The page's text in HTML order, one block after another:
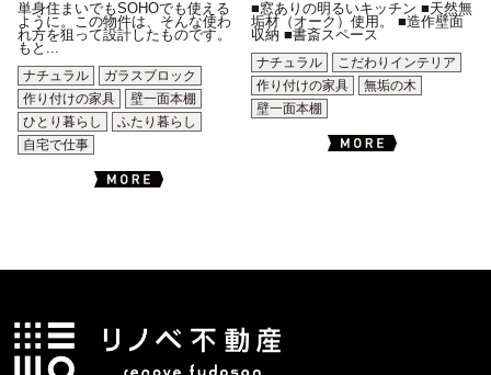
単身住まいでもSOHOでも使える
ように。この物件は、そんな使わ
れ方を狙って設計したものです。
もと...
ナチュラル
ガラスブロック
作り付けの家具
壁一面本棚
ひとり暮らし
ふたり暮らし
自宅で仕事
■窓ありの明るいキッチン ■天然無
垢材（オーク）使用。 ■造作壁面
収納 ■書斎スペース
ナチュラル
こだわりインテリア
作り付けの家具
無垢の木
壁一面本棚